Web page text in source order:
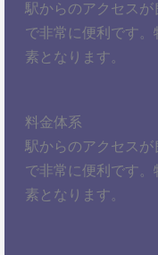
駅からのアクセス
で非常に便利です
素となります。
料金体系
駅からのアクセス
で非常に便利です
素となります。